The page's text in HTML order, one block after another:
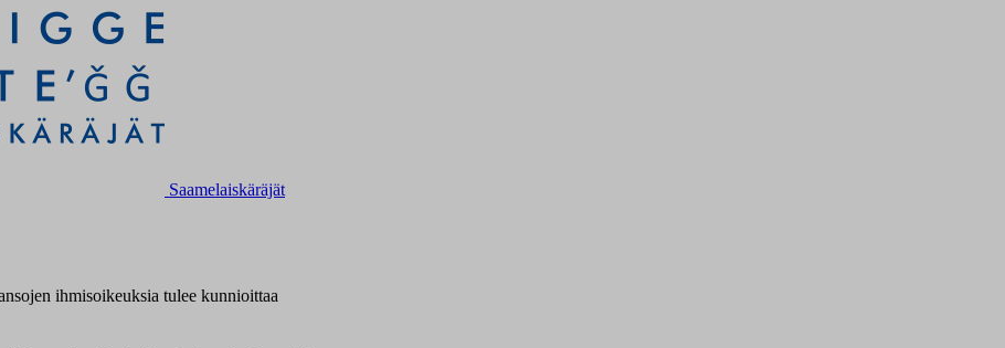
Saamelaiskäräjät
ihmisoikeuksia tulee kunnioittaa